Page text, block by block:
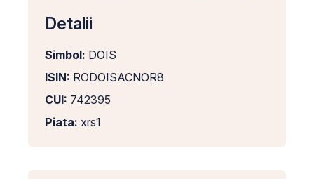
Detalii
Simbol: DOIS
ISIN: RODOISACNOR8
CUI: 742395
Piata: xrs1